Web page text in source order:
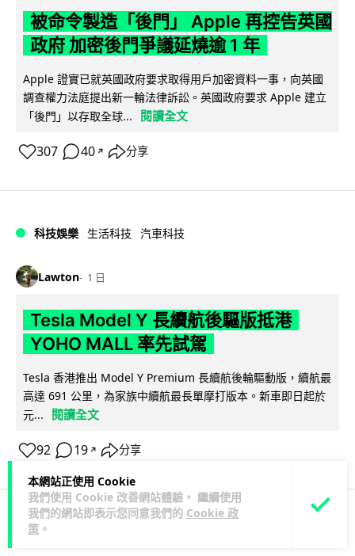
本網站正使用 Cookie
我們使用 Cookie 改善網站體驗。 繼續使用
我們的網站即表示您同意我們的 Cookie 政
策 。
被命令製造「後門」 Apple 再控告英國
政府 加密後門爭議延燒逾 1 年
Apple 證實已就英國政府要求取得用戶加密資料一事，向英國
調查權力法庭提出新一輪法律訴訟。英國政府要求 Apple 建立
「後門」以存取全球...
閱讀全文
307 40 ↗ 分享
科技娛樂 生活科技 汽車科技
Lawton 1 日
Tesla Model Y 長續航後驅版抵港
YOHO MALL 率先試駕
Tesla 香港推出 Model Y Premium 長續航後輪驅動版，續航最
高達 691 公里，為家族中續航最長單摩打版本。新車即日起於
元...
閱讀全文
92 19 ↗ 分享
人工智能